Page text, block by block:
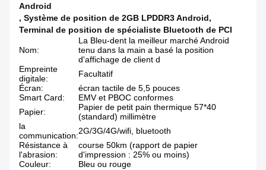
Android
, Système de position de 2GB LPDDR3 Android,
Terminal de position de spécialiste Bluetooth de PCI
Nom:
La Bleu-dent la meilleur marché Android
tenu dans la main a basé la position
d'affichage de client d
Empreinte
digitale:
Facultatif
Écran:
écran tactile de 5,5 pouces
Smart Card:
EMV et PBOC conformes
Papier:
Papier de petit pain thermique 57*40
(standard) millimètre
la
communication:2G/3G/4G/wifi, bluetooth
Résistance à
l'abrasion:
course 50km (rapport de papier
d'impression : 25% ou moins)
Couleur:
Bleu ou rouge